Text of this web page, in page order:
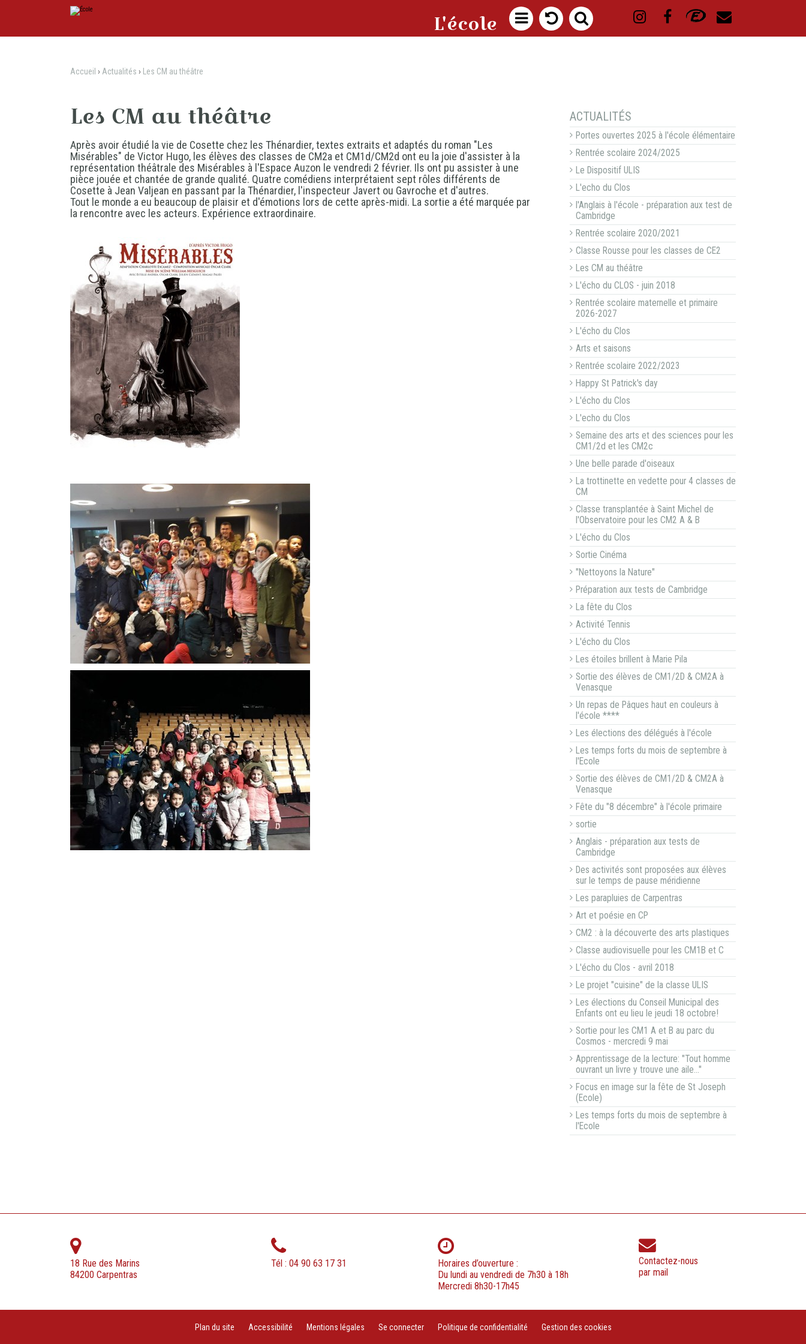
au
contenu.
à
personnels
L'école 
Accueil › Actualités › Les CM au théâtre
Les CM au théâtre
Après avoir étudié la vie de Cosette chez les Thénardier, textes extraits et adaptés du roman "Les
Misérables" de Victor Hugo, les élèves des classes de CM2a et CM1d/CM2d ont eu la joie d'assister à la
représentation théâtrale des Misérables à l'Espace Auzon le vendredi 2 février. Ils ont pu assister à une
pièce jouée et chantée de grande qualité. Quatre comédiens interprétaient sept rôles différents de
Cosette à Jean Valjean en passant par la Thénardier, l'inspecteur Javert ou Gavroche et d'autres.
Tout le monde a eu beaucoup de plaisir et d'émotions lors de cette après-midi. La sortie a été marquée par
la rencontre avec les acteurs. Expérience extraordinaire.
NAVIGATION
ACTUALITÉS
Portes ouvertes 2025 à l'école élémentaire
Rentrée scolaire 2024/2025
Le Dispositif ULIS
L'echo du Clos
l'Anglais à l'école - préparation aux test de
Cambridge
Rentrée scolaire 2020/2021
Classe Rousse pour les classes de CE2
Les CM au théâtre
L'écho du CLOS - juin 2018
Rentrée scolaire maternelle et primaire
2026-2027
L'écho du Clos
Arts et saisons
Rentrée scolaire 2022/2023
Happy St Patrick's day
L'écho du Clos
L'echo du Clos
Semaine des arts et des sciences pour les
CM1/2d et les CM2c
Une belle parade d'oiseaux
La trottinette en vedette pour 4 classes de
CM
Classe transplantée à Saint Michel de
l'Observatoire pour les CM2 A & B
L'écho du Clos
Sortie Cinéma
"Nettoyons la Nature"
Préparation aux tests de Cambridge
La fête du Clos
Activité Tennis
L'écho du Clos
Les étoiles brillent à Marie Pila
Sortie des élèves de CM1/2D & CM2A à
Venasque
Un repas de Pâques haut en couleurs à
l'école ****
Les élections des délégués à l'école
Les temps forts du mois de septembre à
l'Ecole
Sortie des élèves de CM1/2D & CM2A à
Venasque
Fête du "8 décembre" à l'école primaire
sortie
Anglais - préparation aux tests de
Cambridge
Des activités sont proposées aux élèves
sur le temps de pause méridienne
Les parapluies de Carpentras
Art et poésie en CP
CM2 : à la découverte des arts plastiques
Classe audiovisuelle pour les CM1B et C
L'écho du Clos - avril 2018
Le projet "cuisine" de la classe ULIS
Les élections du Conseil Municipal des
Enfants ont eu lieu le jeudi 18 octobre!
Sortie pour les CM1 A et B au parc du
Cosmos - mercredi 9 mai
Apprentissage de la lecture: "Tout homme
ouvrant un livre y trouve une aile…"
Focus en image sur la fête de St Joseph
(Ecole)
Les temps forts du mois de septembre à
l'Ecole
18 Rue des Marins
84200 Carpentras
Tél : 04 90 63 17 31
Horaires d’ouverture :
Du lundi au vendredi de 7h30 à 18h
Mercredi 8h30-17h45
Contactez-nous
par mail
Plan du site Accessibilité Mentions légales Se connecter Politique de confidentialité Gestion des cookies